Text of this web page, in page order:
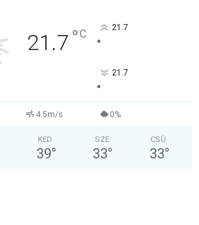
21.7 °C 21.7
°
21.7
°
4.5m/s 0%
KED
39°
SZE
33°
CSÜ
33°